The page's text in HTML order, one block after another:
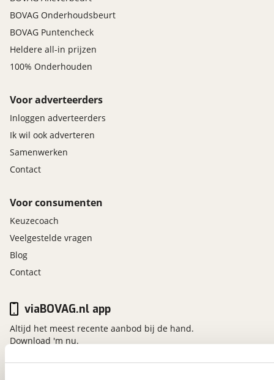
BOVAG Onderhoudsbeurt
BOVAG Puntencheck
Heldere all-in prijzen
100% Onderhouden
Voor adverteerders
Inloggen adverteerders
Ik wil ook adverteren
Samenwerken
Contact
Voor consumenten
Keuzecoach
Veelgestelde vragen
Blog
Contact
viaBOVAG.nl app
Altijd het meest recente aanbod bij de hand.
Download 'm nu.